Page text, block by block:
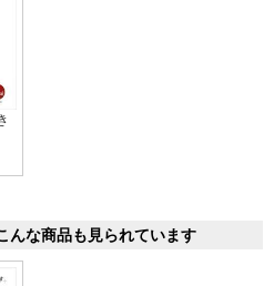
んな商品も見られています